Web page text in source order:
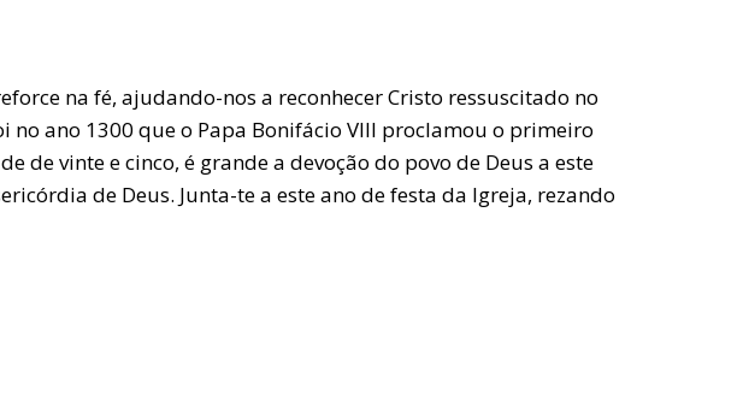
na fé, ajudando-nos a reconhecer Cristo ressuscitado no
no ano 1300 que o Papa Bonifácio VIII proclamou o primeiro
vinte e cinco, é grande a devoção do povo de Deus a este
de Deus. Junta-te a este ano de festa da Igreja, rezando